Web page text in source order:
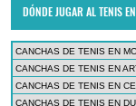
DÓNDE JUGAR AL TENIS
CANCHAS DE TENIS EN
CANCHAS DE TENIS EN
CANCHAS DE TENIS EN
CANCHAS DE TENIS EN